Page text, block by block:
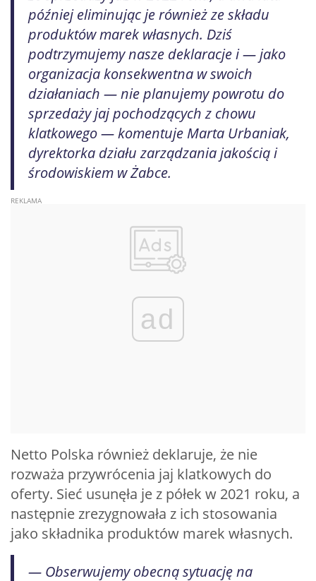
później eliminując je również ze składu
produktów marek własnych. Dziś
podtrzymujemy nasze deklaracje i — jako
organizacja konsekwentna w swoich
działaniach — nie planujemy powrotu do
sprzedaży jaj pochodzących z chowu
klatkowego — komentuje Marta Urbaniak,
dyrektorka działu zarządzania jakością i
środowiskiem w Żabce.
ad
Netto Polska również deklaruje, że nie
rozważa przywrócenia jaj klatkowych do
oferty. Sieć usunęła je z półek w 2021 roku, a
następnie zrezygnowała z ich stosowania
jako składnika produktów marek własnych.
— Obserwujemy obecną sytuację na